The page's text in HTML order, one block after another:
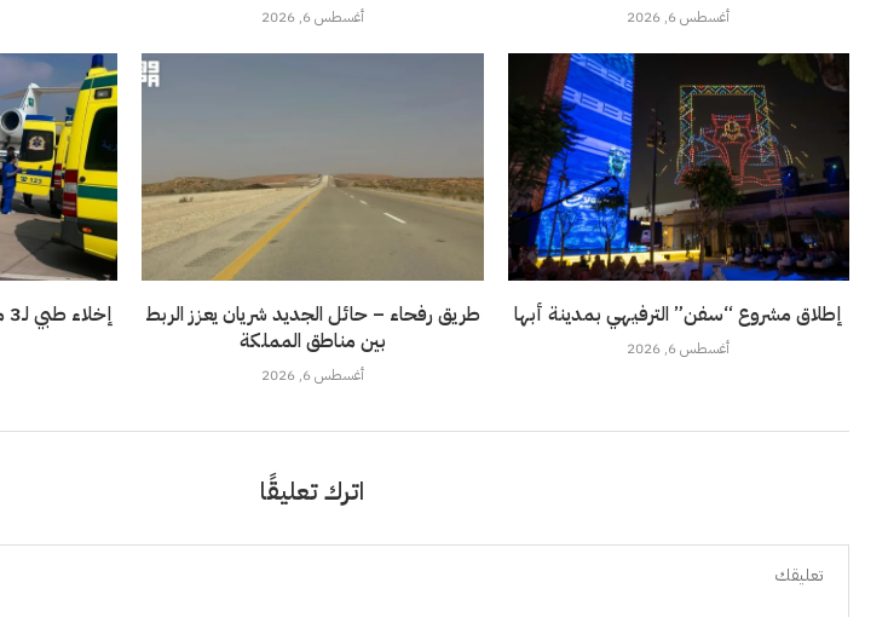
أغسطس 6, 2026 أغسطس 6, 2026
إخلاء طبي لـ3 مواطنين من مصر إلى المملكة
طريق رفحاء – حائل الجديد شريان يعزز الربط
بين مناطق المملكة
أغسطس 6, 2026
إطلاق مشروع “سفن” الترفيهي بمدينة أبها
أغسطس 6, 2026
اترك تعليقًا